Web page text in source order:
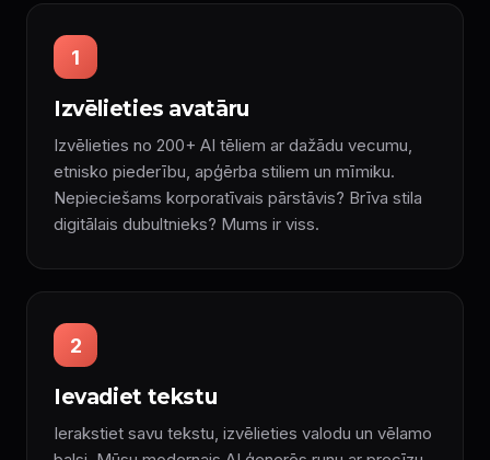
1
Izvēlieties avatāru
Izvēlieties no 200+ AI tēliem ar dažādu vecumu,
etnisko piederību, apģērba stiliem un mīmiku.
Nepieciešams korporatīvais pārstāvis? Brīva stila
digitālais dubultnieks? Mums ir viss.
2
Ievadiet tekstu
Ierakstiet savu tekstu, izvēlieties valodu un vēlamo